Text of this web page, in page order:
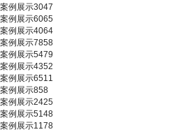
案例展示3047
案例展示6065
案例展示4064
案例展示7858
案例展示5479
案例展示4352
案例展示6511
案例展示858
案例展示2425
案例展示5148
案例展示1178